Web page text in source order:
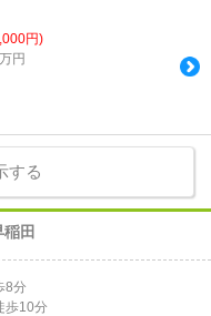
円)
円
する
田
8分
歩10分